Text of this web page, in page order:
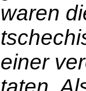
waren
einer